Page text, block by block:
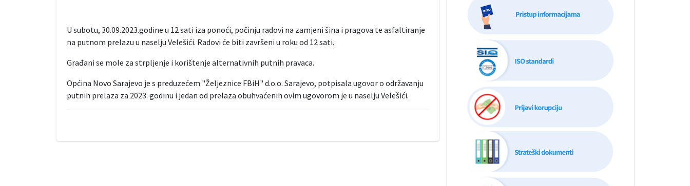
U subotu, 30.09.2023.godine u 12 sati iza ponoći, počinju radovi na zamjeni šina i pragova te asfaltiranje
na putnom prelazu u naselju Velešići. Radovi će biti završeni u roku od 12 sati.
Građani se mole za strpljenje i korištenje alternativnih putnih pravaca.
Općina Novo Sarajevo je s preduzećem "Željeznice FBiH" d.o.o. Sarajevo, potpisala ugovor o održavanju
putnih prelaza za 2023. godinu i jedan od prelaza obuhvaćenih ovim ugovorom je u naselju Velešići.